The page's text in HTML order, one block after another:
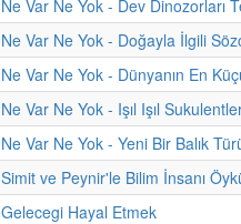
Ne Var Ne Yok - Dev Dinozorları
Ne Var Ne Yok - Doğayla İlgili
Ne Var Ne Yok - Dünyanın En
Ne Var Ne Yok - Işıl Işıl
Ne Var Ne Yok - Yeni Bir Balık
Simit ve Peynir'le Bilim İnsanı
Gelecegi Hayal Etmek